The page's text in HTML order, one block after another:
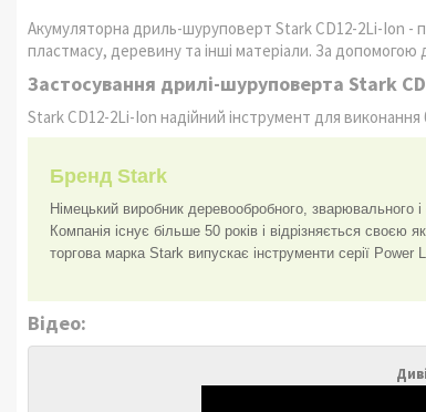
Акумуляторна дриль-шуруповерт Stark CD12-2Li-Ion -
пластмасу, деревину та інші матеріали. За
Застосування дрилі-шуруповерта Stark
Stark CD12-2Li-Ion надійний інструмент для
Бренд Stark
Німецький виробник деревообробного, зварювального
Компанія існує більше 50 років і відрізняється
торгова марка Stark випускає інструменти серії
Відео: